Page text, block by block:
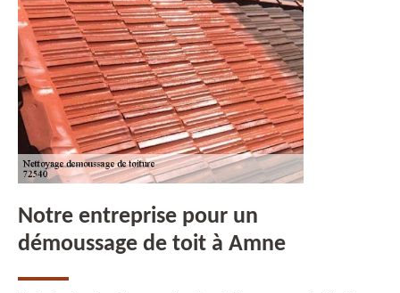
Notre entreprise pour un
démoussage de toit à Amne